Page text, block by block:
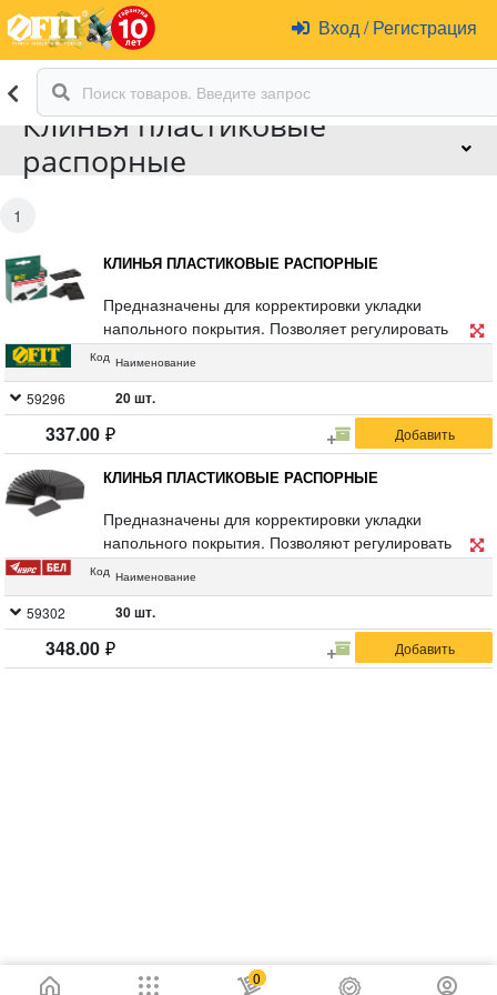
Вход /Регистрация
Клинья пластиковые
распорные
1
КЛИНЬЯ ПЛАСТИКОВЫЕ РАСПОРНЫЕ
Предназначены для корректировки укладки
напольного покрытия. Позволяет регулировать
зазор между напольным покрытием и стенами.
Код Наименование
59296 20 шт.
337.00
КЛИНЬЯ ПЛАСТИКОВЫЕ РАСПОРНЫЕ
Предназначены для корректировки укладки
напольного покрытия. Позволяют регулировать
зазор между напольным покрытием и стенами.
Код Наименование
59302 30 шт.
348.00
0